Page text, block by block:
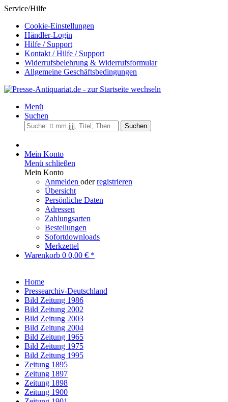
Service/Hilfe
Cookie-Einstellungen
Händler-Login
Hilfe / Support
Kontakt / Hilfe / Support
Widerrufsbelehrung & Widerrufsformular
Allgemeine Geschäftsbedingungen
Menü
Suchen
Suchen
Mein Konto
Menü schließen
Mein Konto
Anmelden oderregistrieren
Übersicht
Persönliche Daten
Adressen
Zahlungsarten
Bestellungen
Sofortdownloads
Merkzettel
Warenkorb 0 0,00 € *
Home
Pressearchiv-Deutschland
Bild Zeitung 1986
Bild Zeitung 2002
Bild Zeitung 2003
Bild Zeitung 2004
Bild Zeitung 1965
Bild Zeitung 1975
Bild Zeitung 1995
Zeitung 1895
Zeitung 1897
Zeitung 1898
Zeitung 1900